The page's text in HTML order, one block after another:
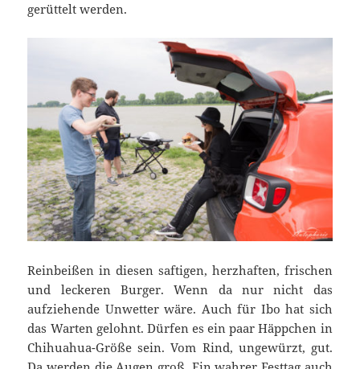
gerüttelt werden.
Reinbeißen in diesen saftigen, herzhaften, frischen
und leckeren Burger. Wenn da nur nicht das
aufziehende Unwetter wäre. Auch für Ibo hat sich
das Warten gelohnt. Dürfen es ein paar Häppchen in
Chihuahua-Größe sein. Vom Rind, ungewürzt, gut.